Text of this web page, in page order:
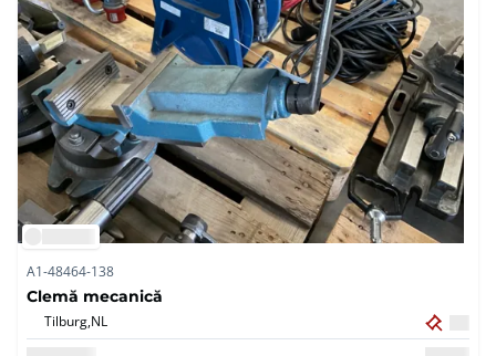
A1-48464-138
Clemă mecanică
Tilburg,NL